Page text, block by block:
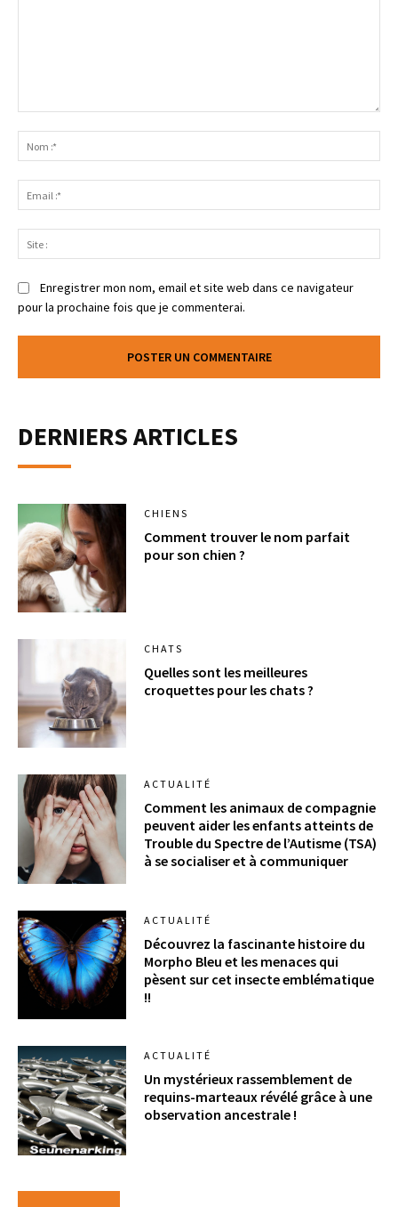
Enregistrer mon nom, email et site web dans ce navigateur
pour la prochaine fois que je commenterai.
DERNIERS ARTICLES
CHIENS
Comment trouver le nom parfait
pour son chien ?
CHATS
Quelles sont les meilleures
croquettes pour les chats ?
ACTUALITÉ
Comment les animaux de compagnie
peuvent aider les enfants atteints de
Trouble du Spectre de l’Autisme (TSA)
à se socialiser et à communiquer
ACTUALITÉ
Découvrez la fascinante histoire du
Morpho Bleu et les menaces qui
pèsent sur cet insecte emblématique
!!
ACTUALITÉ
Un mystérieux rassemblement de
requins-marteaux révélé grâce à une
observation ancestrale !